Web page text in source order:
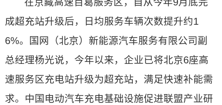
成超充站升级后，日均服务车辆次数提升约1
6%。国网（北京）新能源汽车服务有限公司副
总经理杨光说，今年以来，企业已将北京6座高
速服务区充电站升级为超充站，满足快速补能需
求。中国电动汽车充电基础设施促进联盟产业研